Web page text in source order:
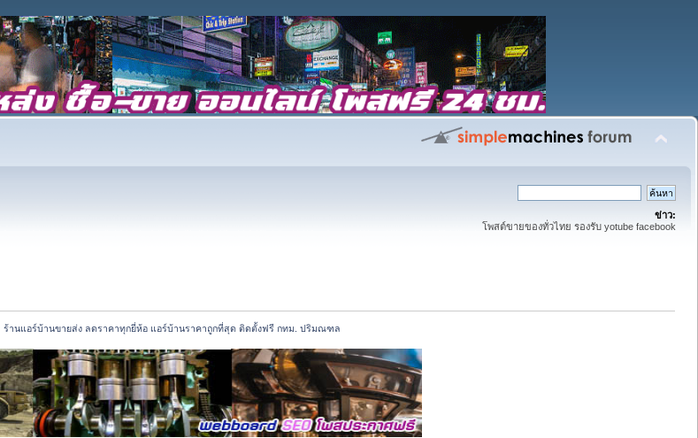
ข่าว:
โพสต์ขายของทั่วไทย รองรับ yotube facebook
ร้านแอร์บ้านขายส่ง ลดราคาทุกยี่ห้อ แอร์บ้านราคาถูกที่สุด ติดตั้งฟรี กทม. ปริมณฑล